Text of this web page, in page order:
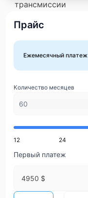
Прайс
Ежемесячный платеж
Количество месяцев
12 24
Первый платеж
4950 $